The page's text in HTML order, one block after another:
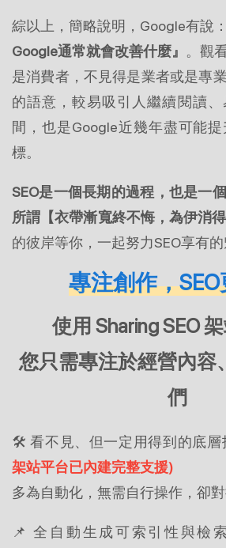
綜以上，簡略說明，Google有說
Google通常就會改善什麼』 。觀
是消費者，不見得是業者或是專
的語意，較易吸引人繼續閱讀
間，也是Google近幾年盡可能
標。
SEO是一個長期的過程，也是一
所謂【衣帶漸寬終不悔，為伊消得
的彼岸等你，一起努力SEO享有的
專注創作，
使用 Sharing SEO
您只需專注於經營內容
們
🛠 看不見、但一定用得到的底層
架站平台已內建完整支援)
多為自動化，無需自行操作，卻對
📌 全自動生成可索引性與檢